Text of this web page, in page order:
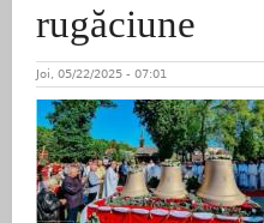
rugăciune
Joi, 05/22/2025 - 07:01